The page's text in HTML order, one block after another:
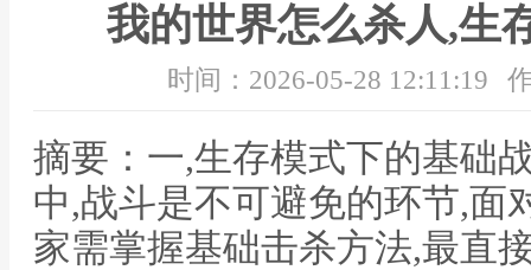
我的世界怎么杀人,生
时间：2026-05-28 12:11:19
摘要：一,生存模式下的基础
中,战斗是不可避免的环节,面
家需掌握基础击杀方法,最直